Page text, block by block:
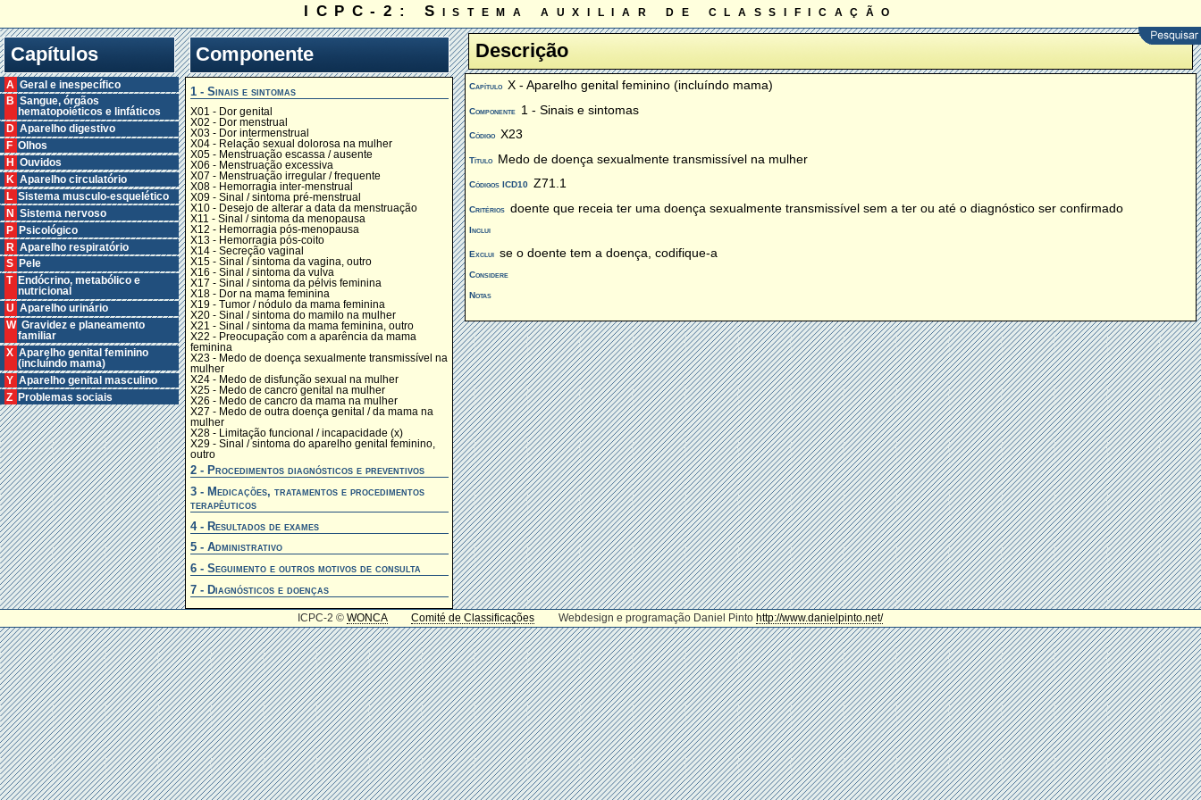
ICPC-2: Sistema auxiliar de classificação
Capítulos
A Geral e inespecífico
B Sangue, órgãos
hematopoiéticos e linfáticos
D Aparelho digestivo
F Olhos
H Ouvidos
K Aparelho circulatório
L Sistema musculo-esquelético
N Sistema nervoso
P Psicológico
R Aparelho respiratório
S Pele
T Endócrino, metabólico e
nutricional
U Aparelho urinário
W Gravidez e planeamento
familiar
X Aparelho genital feminino
(incluíndo mama)
Y Aparelho genital masculino
Z Problemas sociais
Componente
1 - Sinais e sintomas
X01 - Dor genital
X02 - Dor menstrual
X03 - Dor intermenstrual
X04 - Relação sexual dolorosa na mulher
X05 - Menstruação escassa / ausente
X06 - Menstruação excessiva
X07 - Menstruação irregular / frequente
X08 - Hemorragia inter-menstrual
X09 - Sinal / sintoma pré-menstrual
X10 - Desejo de alterar a data da menstruação
X11 - Sinal / sintoma da menopausa
X12 - Hemorragia pós-menopausa
X13 - Hemorragia pós-coito
X14 - Secreção vaginal
X15 - Sinal / sintoma da vagina, outro
X16 - Sinal / sintoma da vulva
X17 - Sinal / sintoma da pélvis feminina
X18 - Dor na mama feminina
X19 - Tumor / nódulo da mama feminina
X20 - Sinal / sintoma do mamilo na mulher
X21 - Sinal / sintoma da mama feminina, outro
X22 - Preocupação com a aparência da mama
feminina
X23 - Medo de doença sexualmente transmissível na
mulher
X24 - Medo de disfunção sexual na mulher
X25 - Medo de cancro genital na mulher
X26 - Medo de cancro da mama na mulher
X27 - Medo de outra doença genital / da mama na
mulher
X28 - Limitação funcional / incapacidade (x)
X29 - Sinal / sintoma do aparelho genital feminino,
outro
2 - Procedimentos diagnósticos e preventivos
3 - Medicações, tratamentos e procedimentos
terapêuticos
4 - Resultados de exames
5 - Administrativo
6 - Seguimento e outros motivos de consulta
7 - Diagnósticos e doenças
Descrição
Capítulo X - Aparelho genital feminino (incluíndo mama)
Componente 1 - Sinais e sintomas
Código X23
Título Medo de doença sexualmente transmissível na mulher
Códigos ICD10 Z71.1
Critérios doente que receia ter uma doença sexualmente transmissível sem a ter ou até o diagnóstico ser confirmado
Inclui
Exclui se o doente tem a doença, codifique-a
Considere
Notas
ICPC-2 ©WONCA Comité de Classificações Webdesign e programação Daniel Pinto http://www.danielpinto.net/